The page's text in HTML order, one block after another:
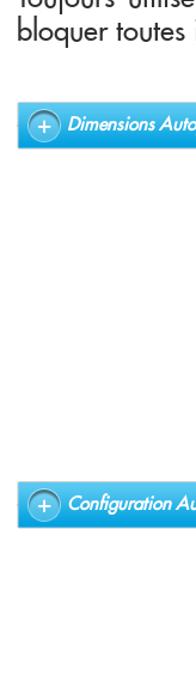
bloquer toutes
Dimensions
Configuration